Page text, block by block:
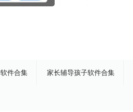
件合集 家长辅导孩子软件合集